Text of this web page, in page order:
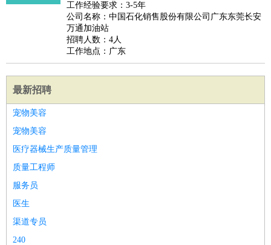
工作经验要求：3-5年
公司名称：中国石化销售股份有限公司广东东莞长安
万通加油站
招聘人数：4人
工作地点：广东
最新招聘
宠物美容
宠物美容
医疗器械生产质量管理
质量工程师
服务员
医生
渠道专员
240